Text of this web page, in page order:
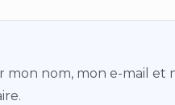
mon nom, mon e-mail